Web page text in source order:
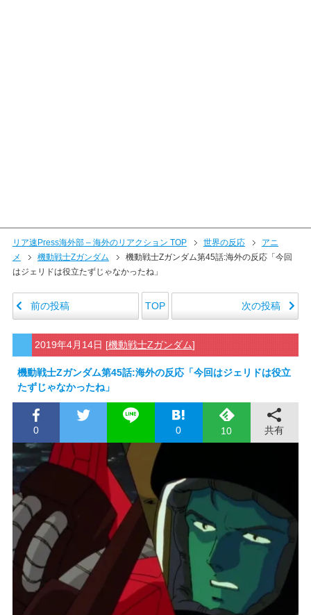
リア速Press海外部 – 海外のリアクション TOP 世界の反応
アニ
メ
機動戦士Zガンダム
機動戦士Zガンダム第45話:海外の反応「今回
はジェリドは役立たずじゃなかったね」
前の投稿 TOP 次の投稿
2019年4月14日 [機動戦士Zガンダム]
機動戦士Zガンダム第45話:海外の反応「今回はジェリドは役立
たずじゃなかったね」
0 0 10 共有